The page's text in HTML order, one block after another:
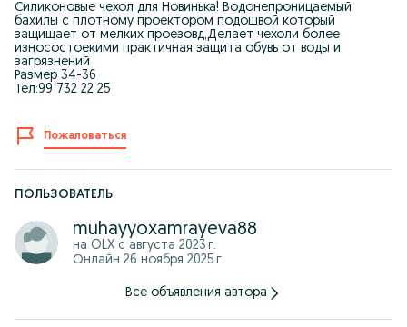
Силиконовые чехол для Новинька! Водонепроницаемый
бахилы с плотному проектором подошвой который
защищает от мелких проезовд,Делает чехоли более
износостоекими практичная защита обувь от воды и
загрязнений
Размер 34-36
Тел:99 732 22 25
Пожаловаться
ПОЛЬЗОВАТЕЛЬ
muhayyoxamrayeva88
на OLX с августа 2023 г.
Онлайн 26 ноября 2025 г.
Все объявления автора